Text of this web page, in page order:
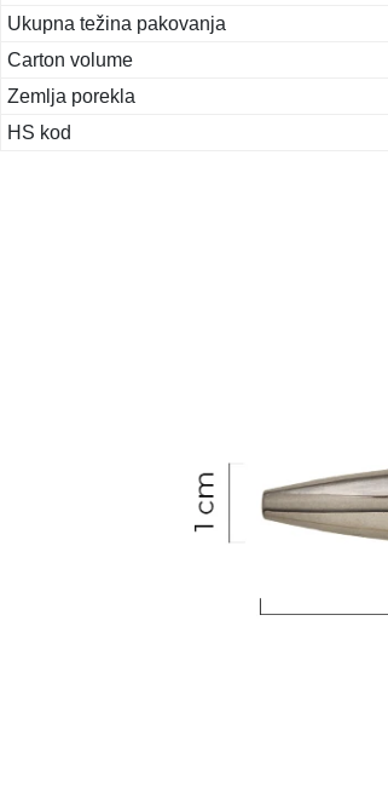
Ukupna težina pakovanja
Carton volume
Zemlja porekla
HS kod